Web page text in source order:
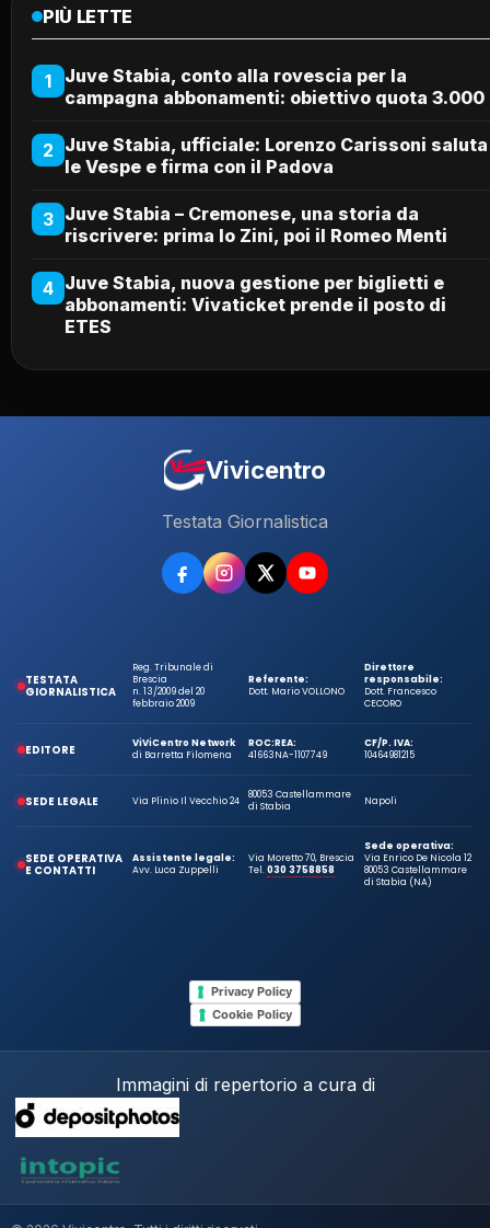
PIÙ LETTE
1
Juve Stabia, conto alla rovescia per la
campagna abbonamenti: obiettivo quota 3.000
2 Juve Stabia, ufficiale: Lorenzo Carissoni saluta
le Vespe e firma con il Padova
3 Juve Stabia – Cremonese, una storia da
riscrivere: prima lo Zini, poi il Romeo Menti
4 Juve Stabia, nuova gestione per biglietti e
abbonamenti: Vivaticket prende il posto di
ETES
Vivicentro
Testata Giornalistica
TESTATA
GIORNALISTICA
Reg. Tribunale di
Brescia
n. 13/2009 del 20
febbraio 2009
Referente:
Dott. Mario VOLLONO
Direttore
responsabile:
Dott. Francesco
CECORO
EDITORE
ViViCentro Network
di Barretta Filomena
ROC:
41663
REA:
NA-1107749
CF/P. IVA:
10464981215
SEDE LEGALE Via Plinio Il Vecchio 24
80053 Castellammare
di Stabia
Napoli
SEDE OPERATIVA
E CONTATTI
Assistente legale:
Avv. Luca Zuppelli
Via Moretto 70, Brescia
Tel.030 3758858
Sede operativa:
Via Enrico De Nicola 12
80053 Castellammare
di Stabia (NA)
Privacy Policy
Cookie Policy
Immagini di repertorio a cura di